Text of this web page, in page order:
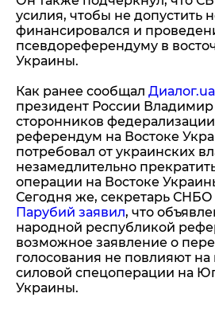
усилия, чтобы не допустить
финансировался и
псевдореферендуму в
Украины.
Как ранее сообщал Диалог.ua
президент России
сторонников
референдум на Востоке
потребовал от украинских
незамедлительно
операции на Востоке
Сегодня же, секретарь
Парубий заявил, что
народной республикой
возможное заявление о
голосования не повлияют
силовой спецоперации на
Украины.